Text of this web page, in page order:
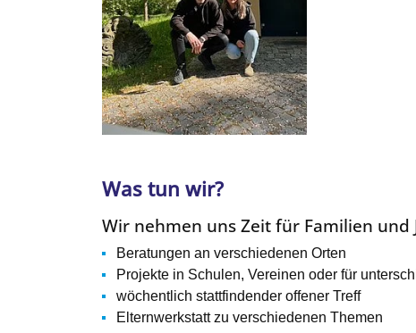
Was tun wir?
Wir nehmen uns Zeit für Familien und
Beratungen an verschiedenen Orten
Projekte in Schulen, Vereinen oder für
wöchentlich stattfindender offener Treff
Elternwerkstatt zu verschiedenen Themen